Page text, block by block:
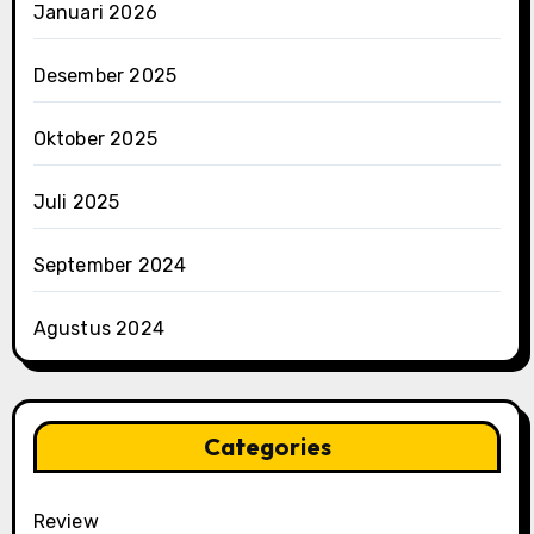
Januari 2026
Desember 2025
Oktober 2025
Juli 2025
September 2024
Agustus 2024
Categories
Review